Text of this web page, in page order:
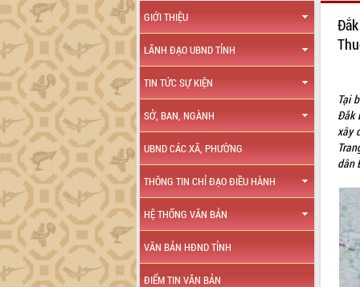
GIỚI THIỆU
LÃNH ĐẠO UBND TỈNH
TIN TỨC SỰ KIỆN
SỞ, BAN, NGÀNH
UBND CÁC XÃ, PHƯỜNG
THÔNG TIN CHỈ ĐẠO ĐIỀU HÀNH
HỆ THỐNG VĂN BẢN
VĂN BẢN HĐND TỈNH
ĐIỂM TIN VĂN BẢN
Tại
Đắk
xây
dân